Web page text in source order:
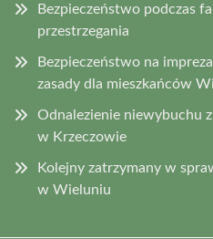
Bezpieczeństwo podczas
przestrzegania
Bezpieczeństwo na
zasady dla mieszkańców
Odnalezienie niewybuchu
w Krzeczowie
Kolejny zatrzymany w
w Wieluniu